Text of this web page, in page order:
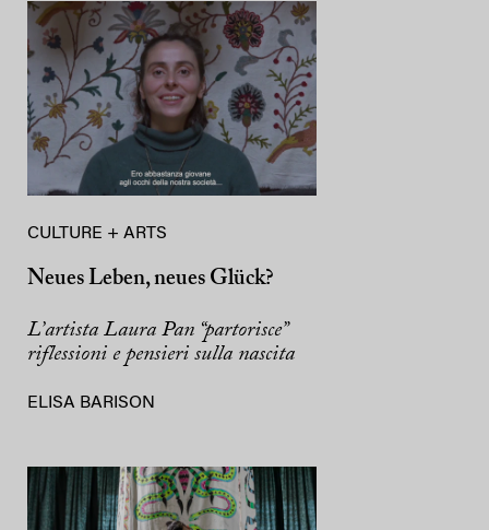
CULTURE + ARTS
Neues Leben, neues Glück?
L’artista Laura Pan “partorisce”
riflessioni e pensieri sulla nascita
ELISA BARISON